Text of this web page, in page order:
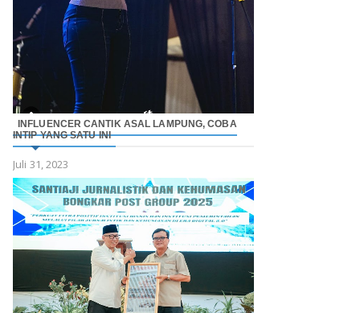
INFLUENCER CANTIK ASAL LAMPUNG, COBA
INTIP YANG SATU INI
Juli 31, 2023